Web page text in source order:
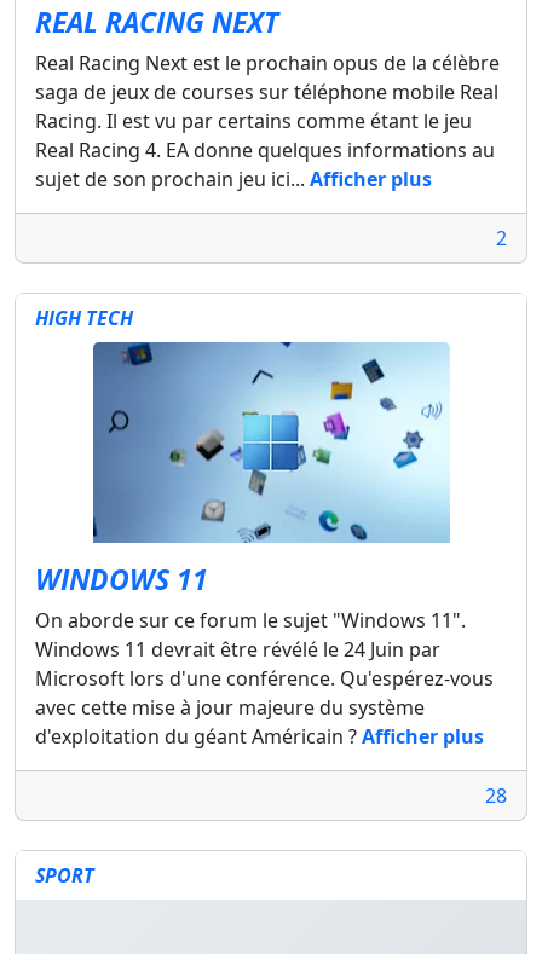
REAL RACING NEXT
Real Racing Next est le prochain opus de la célèbre
saga de jeux de courses sur téléphone mobile Real
Racing. Il est vu par certains comme étant le jeu
Real Racing 4. EA donne quelques informations au
sujet de son prochain jeu ici... Afficher plus
2
HIGH TECH
WINDOWS 11
On aborde sur ce forum le sujet "Windows 11".
Windows 11 devrait être révélé le 24 Juin par
Microsoft lors d'une conférence. Qu'espérez-vous
avec cette mise à jour majeure du système
d'exploitation du géant Américain ?Afficher plus
28
SPORT